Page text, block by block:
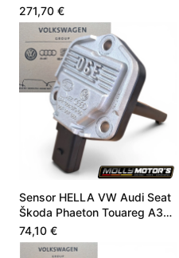
059129711DC
271,70 €
Sensor HELLA VW Audi Seat
Škoda Phaeton Touareg A3
4.9 06E907660
74,10 €